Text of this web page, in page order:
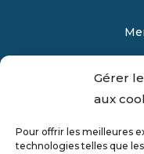
Gérer
aux
Pour offrir les meilleures
technologies telles que